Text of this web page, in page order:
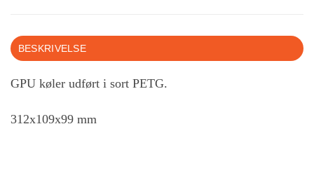
BESKRIVELSE
GPU køler udført i sort PETG.
312x109x99 mm